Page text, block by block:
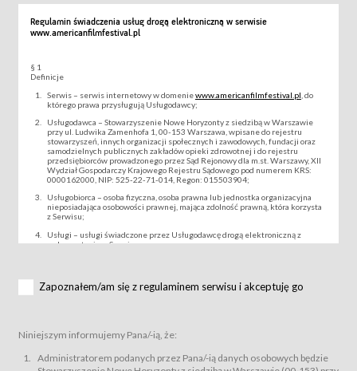
Regulamin świadczenia usług drogą elektroniczną w serwisie
www.americanfilmfestival.pl
§ 1
Definicje
Serwis – serwis internetowy w domeniewww.americanfilmfestival.pl , do
którego prawa przysługują Usługodawcy;
Usługodawca – Stowarzyszenie Nowe Horyzonty z siedzibą w Warszawie
przy ul. Ludwika Zamenhofa 1, 00-153 Warszawa, wpisane do rejestru
stowarzyszeń, innych organizacji społecznych i zawodowych, fundacji oraz
samodzielnych publicznych zakładów opieki zdrowotnej i do rejestru
przedsiębiorców prowadzonego przez Sąd Rejonowy dla m.st. Warszawy, XII
Wydział Gospodarczy Krajowego Rejestru Sądowego pod numerem KRS:
0000162000, NIP: 525-22-71-014, Regon: 015503904;
Usługobiorca – osoba fizyczna, osoba prawna lub jednostka organizacyjna
nieposiadająca osobowości prawnej, mająca zdolność prawną, która korzysta
z Serwisu;
Usługi – usługi świadczone przez Usługodawcę drogą elektroniczną z
wykorzystaniem Serwisu;
za pośrednictwem Serwisu;
podmiotom z branży mediów i filmowej (Akredytacje);
Bilety – wybrane dokumenty potwierdzające zawarcie umowy z
Usługodawcą i uprawniające do wzięcia udziału w Wydarzeniu,
Zapoznałem/am się z regulaminem serwisu i akceptuję go
Niniejszym informujemy Pana/-ią, że:
Administratorem podanych przez Pana/-ią danych osobowych będzie